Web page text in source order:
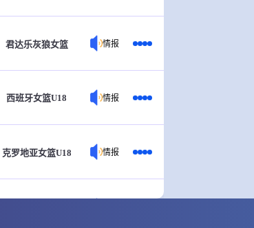
君达乐灰狼女篮 情报
西班牙女篮U18 情报
克罗地亚女篮U18 情报